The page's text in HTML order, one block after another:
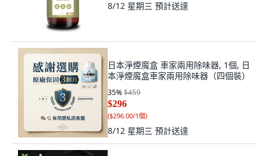
8/12 星期三 預計送達
日本淨煙魔盒 車家兩用除味器, 1個, 日
本淨煙魔盒車家兩用除味器（四個裝）
35%$459
$296
($296.00/1個)
8/12 星期三 預計送達